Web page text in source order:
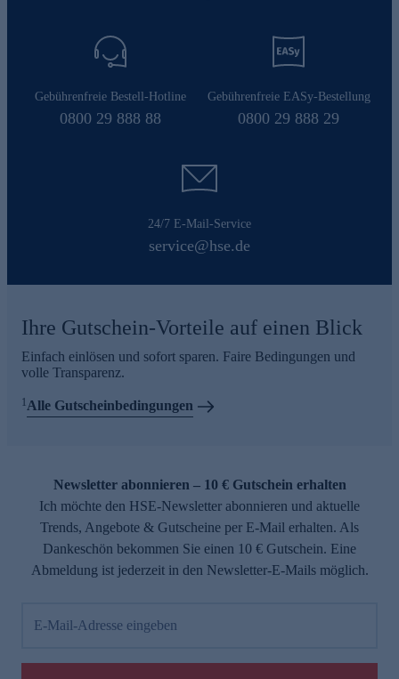
Gebührenfreie Bestell-Hotline
0800 29 888 88
Gebührenfreie EASy-Bestellung
0800 29 888 29
24/7 E-Mail-Service
service@hse.de
Ihre Gutschein-Vorteile auf einen Blick
Einfach einlösen und sofort sparen. Faire Bedingungen und
volle Transparenz.
1Alle Gutscheinbedingungen
Newsletter abonnieren – 10 € Gutschein erhalten
Ich möchte den HSE-Newsletter abonnieren und aktuelle
Trends, Angebote & Gutscheine per E-Mail erhalten. Als
Dankeschön bekommen Sie einen 10 € Gutschein. Eine
Abmeldung ist jederzeit in den Newsletter-E-Mails möglich.
E-Mail-Adresse eingeben